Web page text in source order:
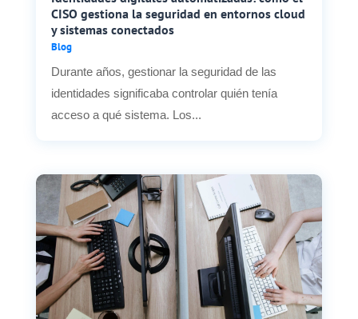
CISO gestiona la seguridad en entornos cloud
y sistemas conectados
Blog
Durante años, gestionar la seguridad de las
identidades significaba controlar quién tenía
acceso a qué sistema. Los...